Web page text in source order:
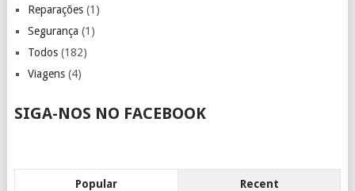
Reparações(1)
Segurança (1)
Todos(182)
Viagens(4)
SIGA-NOS NO FACEBOOK
Popular Recent